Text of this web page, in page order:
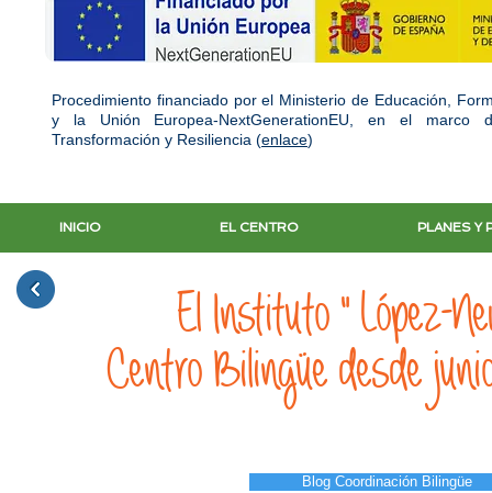
Procedimiento financiado por el Ministerio de Educación,
y la Unión Europea-NextGenerationEU, en el marco
Transformación y Resiliencia (enlace)
INICIO EL CENTRO PLANES Y
El Instituto " López-
Centro Bilingüe desde
Blog Coordinación Bilingüe